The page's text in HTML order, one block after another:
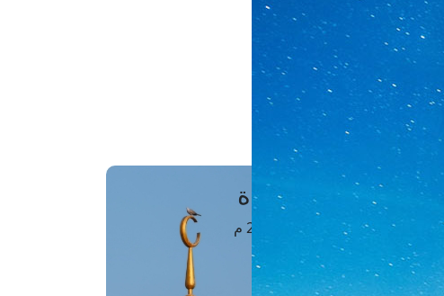
حجز موعد
الفتوى الهاتفية
مَواقِيتُ الصَّـــلاة
القاهرة · 07 أغسطس 2026 م
الفجر
4 :41